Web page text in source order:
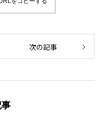
次の記事
事